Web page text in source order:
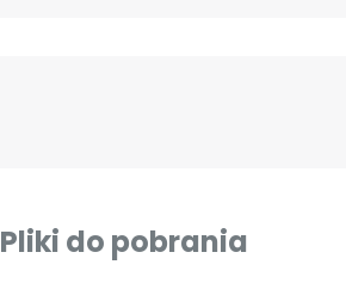
Pliki do pobrania